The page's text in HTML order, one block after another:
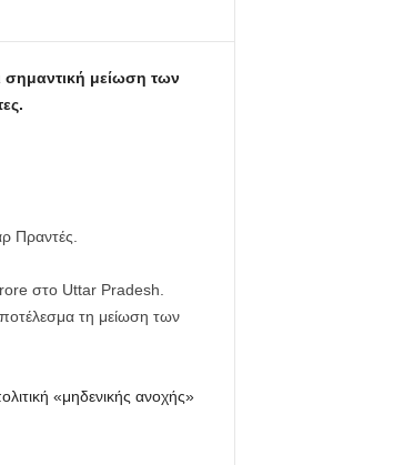
σημαντική μείωση των
Πραντές.
στο Uttar Pradesh.
τη μείωση των
«μηδενικής ανοχής»